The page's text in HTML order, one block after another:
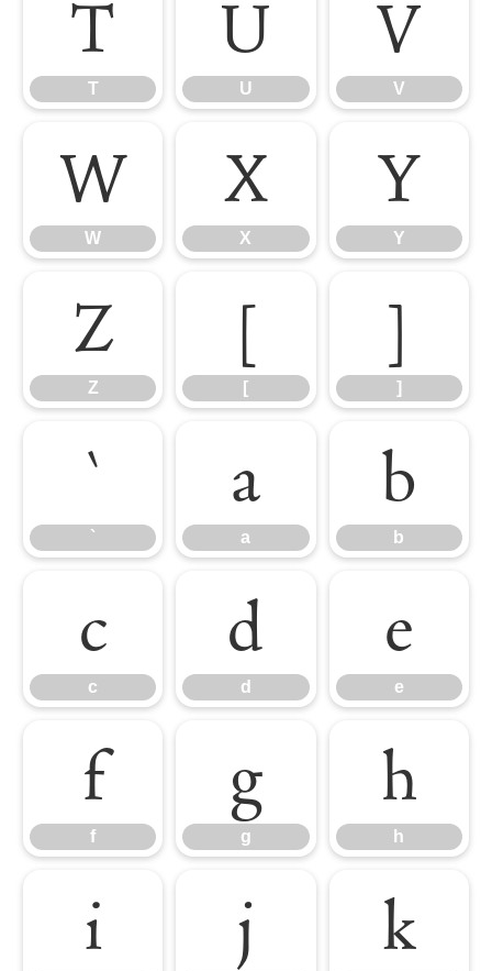
T
T
U
U
V
V
W
W
X
X
Y
Y
Z
Z
[
[
]
]
`
`
a
a
b
b
c
c
d
d
e
e
f
f
g
g
h
h
i j k